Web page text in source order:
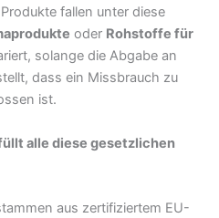
fallen unter diese
oder Rohstoffe für
solange die Abgabe an
dass ein Missbrauch zu
ist.
alle diese gesetzlichen
aus zertifiziertem EU-